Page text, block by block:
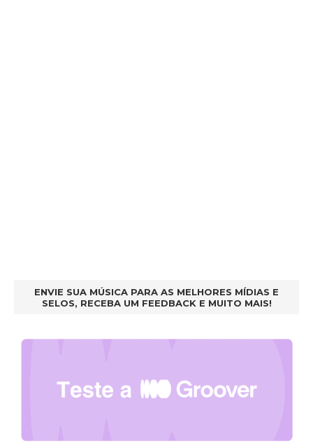
ENVIE SUA MÚSICA PARA AS MELHORES MÍDIAS E
SELOS, RECEBA UM FEEDBACK E MUITO MAIS!